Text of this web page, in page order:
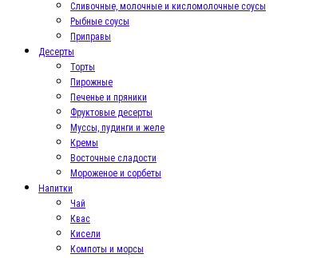
Сливочные, молочные и кисломолочные соусы
Рыбные соусы
Приправы
Десерты
Торты
Пирожные
Печенье и пряники
Фруктовые десерты
Муссы, пудинги и желе
Кремы
Восточные сладости
Мороженое и сорбеты
Напитки
Чай
Квас
Кисели
Компоты и морсы